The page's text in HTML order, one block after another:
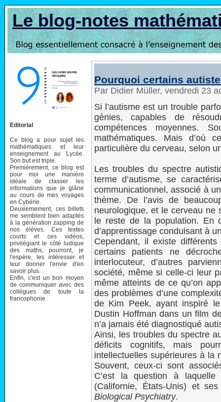
Le blog-notes
Editorial
Ce blog a pour sujet les
mathématiques et leur
enseignement au Lycée.
Son but est triple.
Premièrement, ce blog est
pour moi une manière
idéale de classer les
informations que je glâne
au cours de mes voyages
en Cybérie.
Deuxièmement, ces billets
me semblent bien adaptés
à la génération zapping de
nos élèves. Ces textes
courts et ces vidéos,
privilégiant le côté ludique
des maths, pourront, je
l'espère, les intéresser et
leur donner l'envie d'en
savoir plus.
Enfin, c'est un bon moyen
de communiquer avec des
collègues de toute la
francophonie.
Pourquoi certains
Par Didier Müller, vendredi 23
Si l’autisme est un trouble
génies, capables de
compétences moyennes.
mathématiques. Mais d’où
particulière du cerveau, selon
Les troubles du spectre
terme d’autisme, se
communicationnel, associé à
thème. De l’avis de
neurologique, et le cerveau
le reste de la population. En
d’apprentissage conduisant à
Cependant, il existe
certains patients ne
interlocuteur, d’autres
société, même si celle-ci leur
même atteints de ce qu’on
des problèmes d’une
de Kim Peek, ayant inspiré
Dustin Hoffman dans un film
n’a jamais été diagnostiqué
Ainsi, les troubles du spectre
déficits cognitifs, mais
intellectuelles supérieures à la
Souvent, ceux-ci sont
C’est la question à laquelle
(Californie, États-Unis) et
Biological Psychiatry.